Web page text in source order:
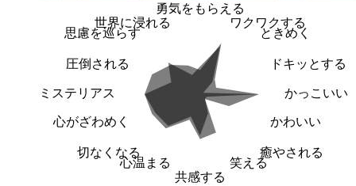
勇気をもらえる
ワクワクする
ときめく
ドキッとする
かっこいい
かわいい
癒やされる
笑える
共感する
心温まる
切なくなる
心がざわめく
ミステリアス
圧倒される
思慮を巡らす
世界に浸れる